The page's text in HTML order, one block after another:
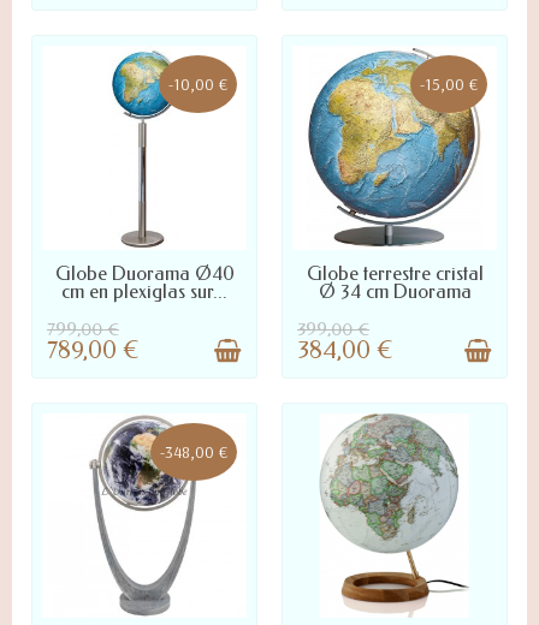
-10,00 €
LIVRÉ SOUS 10 À 45 JOURS :
NOUS CONTACTER POUR
DÉLAI PRÉCIS
Globe Duorama Ø40
cm en plexiglas sur...
799,00 €
789,00 €
-15,00 €
LIVRÉ SOUS 10 À 45 JOURS :
NOUS CONTACTER POUR
Globe terrestre cristal
Ø 34 cm Duorama
399,00 €
384,00 €
-348,00 €